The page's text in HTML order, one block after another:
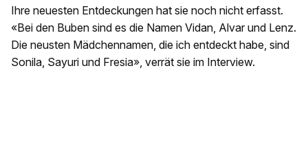
Ihre neuesten Entdeckungen hat sie noch nicht erfasst.
«Bei den Buben sind es die Namen Vidan, Alvar und Lenz.
Die neusten Mädchennamen, die ich entdeckt habe, sind
Sonila, Sayuri und Fresia», verrät sie im Interview.